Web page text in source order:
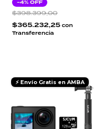
Magnético SJCAM
-4% OFF
$398.399,00
$365.232,25 con
Transferencia
⚡ Envío Gratis en AMBA